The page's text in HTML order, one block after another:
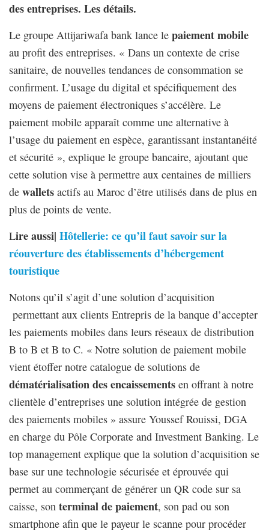
des entreprises. Les détails.
Le groupe Attijariwafa bank lance le paiement mobile
au profit des entreprises. « Dans un contexte de crise
sanitaire, de nouvelles tendances de consommation se
confirment. L’usage du digital et spécifiquement des
moyens de paiement électroniques s’accélère. Le
paiement mobile apparaît comme une alternative à
l’usage du paiement en espèce, garantissant instantanéité
et sécurité », explique le groupe bancaire, ajoutant que
cette solution vise à permettre aux centaines de milliers
de wallets actifs au Maroc d’être utilisés dans de plus en
plus de points de vente.
Lire aussi| Hôtellerie: ce qu’il faut savoir sur la
réouverture des établissements d’hébergement
touristique
Notons qu’il s’agit d’une solution d’acquisition
permettant aux clients Entrepris de la banque d’accepter
les paiements mobiles dans leurs réseaux de distribution
B to B et B to C. « Notre solution de paiement mobile
vient étoffer notre catalogue de solutions de
dématérialisation des encaissements en offrant à notre
clientèle d’entreprises une solution intégrée de gestion
des paiements mobiles » assure Youssef Rouissi, DGA
en charge du Pôle Corporate and Investment Banking. Le
top management explique que la solution d’acquisition se
base sur une technologie sécurisée et éprouvée qui
permet au commerçant de générer un QR code sur sa
caisse, son terminal de paiement, son pad ou son
smartphone afin que le payeur le scanne pour procéder